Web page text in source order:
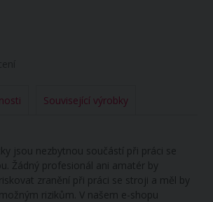
Související výrobky
jsou nezbytnou součástí při práci se
Žádný profesionál ani amatér by
zranění při práci se stroji a měl by
rizikům. V našem e-shopu